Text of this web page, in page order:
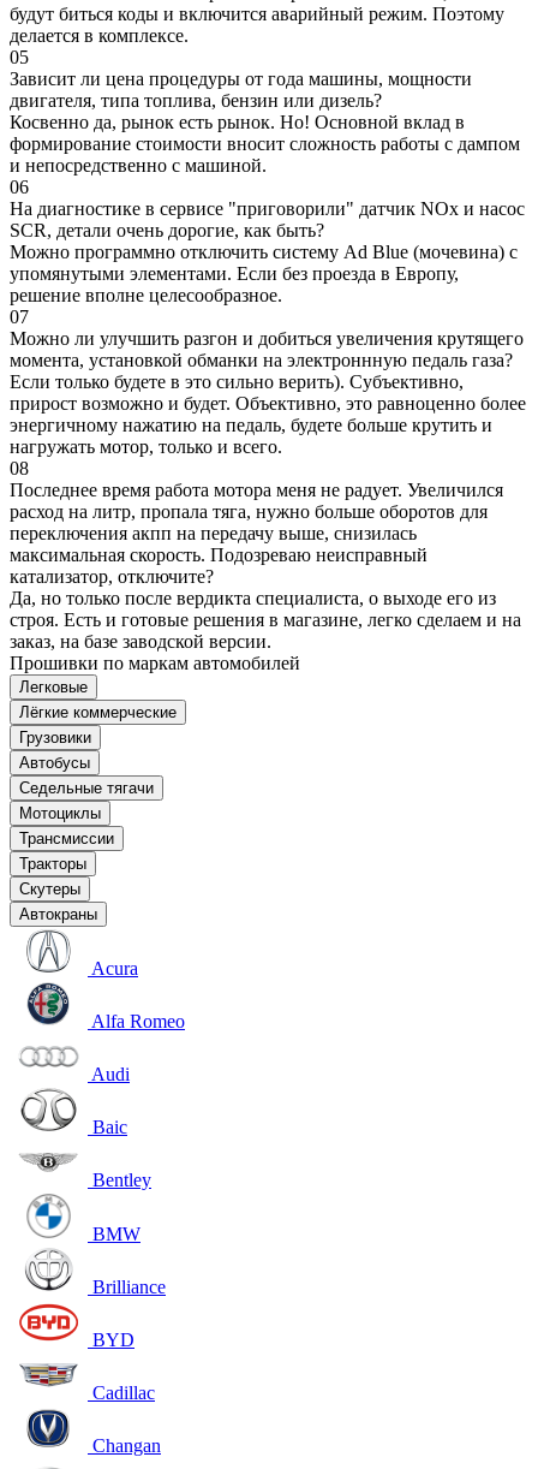
будут биться коды и включится аварийный режим. Поэтому
делается в комплексе.
05
Зависит ли цена процедуры от года машины, мощности
двигателя, типа топлива, бензин или дизель?
Косвенно да, рынок есть рынок. Но! Основной вклад в
формирование стоимости вносит сложность работы с дампом
и непосредственно с машиной.
06
На диагностике в сервисе "приговорили" датчик NOx и насос
SCR, детали очень дорогие, как быть?
Можно программно отключить систему Ad Blue (мочевина) с
упомянутыми элементами. Если без проезда в Европу,
решение вполне целесообразное.
07
Можно ли улучшить разгон и добиться увеличения крутящего
момента, установкой обманки на электроннную педаль газа?
Если только будете в это сильно верить). Субъективно,
прирост возможно и будет. Объективно, это равноценно более
энергичному нажатию на педаль, будете больше крутить и
нагружать мотор, только и всего.
08
Последнее время работа мотора меня не радует. Увеличился
расход на литр, пропала тяга, нужно больше оборотов для
переключения акпп на передачу выше, снизилась
максимальная скорость. Подозреваю неисправный
катализатор, отключите?
Да, но только после вердикта специалиста, о выходе его из
строя. Есть и готовые решения в магазине, легко сделаем и на
заказ, на базе заводской версии.
Прошивки по маркам автомобилей
Легковые
Лёгкие коммерческие
Грузовики
Автобусы
Седельные тягачи
Мотоциклы
Трансмиссии
Тракторы
Скутеры
Автокраны
Acura
Alfa Romeo
Audi
Baic
Bentley
BMW
Brilliance
BYD
Cadillac
Changan